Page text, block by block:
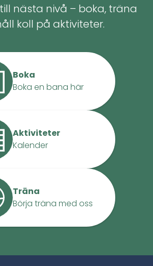
nästa nivå – boka, träna
koll på aktiviteter.
Boka
Boka en bana här
Träna
Börja träna med oss
Aktiviteter
Kalender